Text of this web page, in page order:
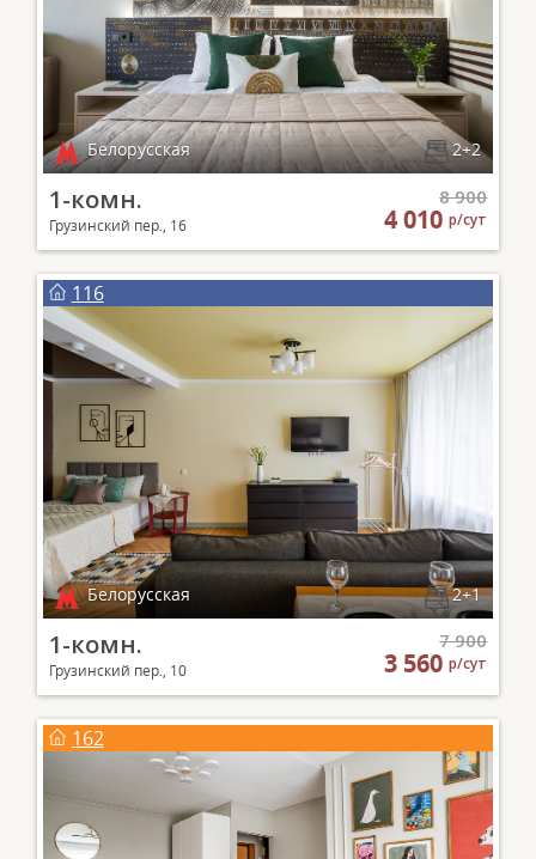
Белорусская 2+2
1-комн.
Грузинский пер., 16
8 900
4 010р/сут
116
Белорусская 2+1
1-комн.
Грузинский пер., 10
7 900
3 560р/сут
162